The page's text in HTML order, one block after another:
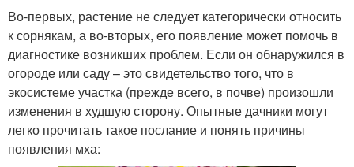
Во-первых, растение не следует категорически относить
к сорнякам, а во-вторых, его появление может помочь в
диагностике возникших проблем. Если он обнаружился в
огороде или саду – это свидетельство того, что в
экосистеме участка (прежде всего, в почве) произошли
изменения в худшую сторону. Опытные дачники могут
легко прочитать такое послание и понять причины
появления мха: